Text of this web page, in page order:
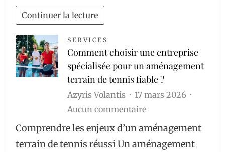
au
climat
de
Nice
?
Continuer la lecture
SERVICES
Comment choisir une entreprise
spécialisée pour un aménagement
terrain de tennis fiable ?
Azyris Volantis
17 mars 2026
Aucun commentairesur
Comment
choisir
Comprendre les enjeux d’un aménagement
terrain de tennis réussi Un aménagement